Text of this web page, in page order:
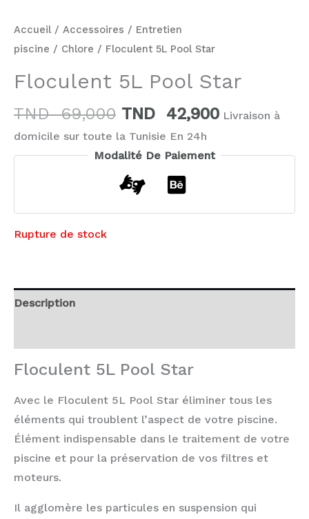
Accueil / Accessoires / Entretien
piscine / Chlore / Floculent 5L Pool Star
Floculent 5L Pool Star
TND69,000 TND 42,900 Livraison à
domicile sur toute la Tunisie En 24h
Modalité De Paiement
Rupture de stock
Description
Floculent 5L Pool Star
Avec le Floculent 5L Pool Star éliminer tous les
éléments qui troublent l’aspect de votre piscine.
Élément indispensable dans le traitement de votre
piscine et pour la préservation de vos filtres et
moteurs.
Il agglomère les particules en suspension qui